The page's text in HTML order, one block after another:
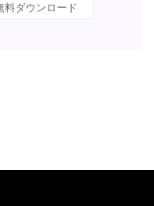
料ダウンロード